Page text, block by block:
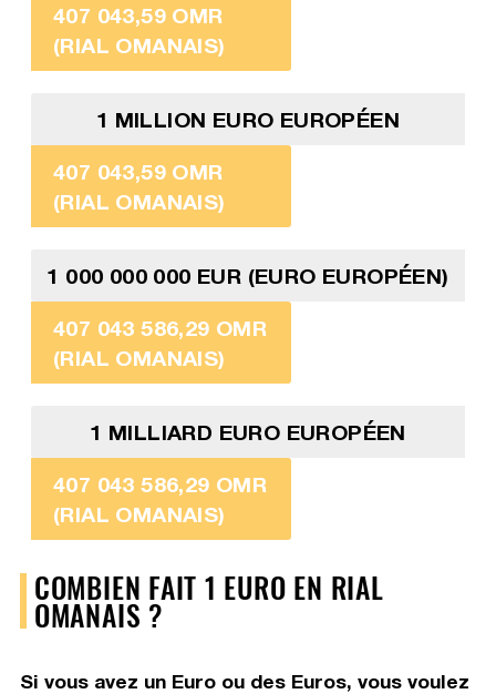
407 043,59 OMR
(RIAL OMANAIS)
1 MILLION EURO EUROPÉEN
407 043,59 OMR
(RIAL OMANAIS)
1 000 000 000 EUR (EURO EUROPÉEN)
407 043 586,29 OMR
(RIAL OMANAIS)
1 MILLIARD EURO EUROPÉEN
407 043 586,29 OMR
(RIAL OMANAIS)
COMBIEN FAIT 1 EURO EN RIAL
OMANAIS ?
Si vous avez un Euro ou des Euros, vous voulez